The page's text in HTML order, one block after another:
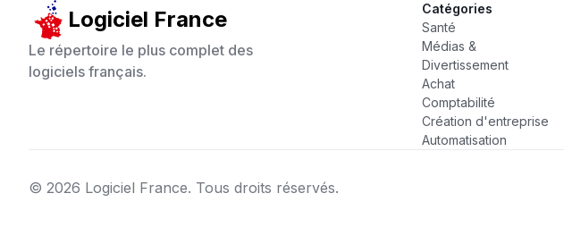
Logiciel France
Le répertoire le plus complet des
logiciels français.
Catégories
Santé
Médias &
Divertissement
Achat
Comptabilité
Création d'entreprise
Automatisation
© 2026 Logiciel France. Tous droits réservés.